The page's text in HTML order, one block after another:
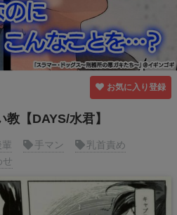
お気に入り登録
【DAYS/水君】
輩 手マン
乳首責め